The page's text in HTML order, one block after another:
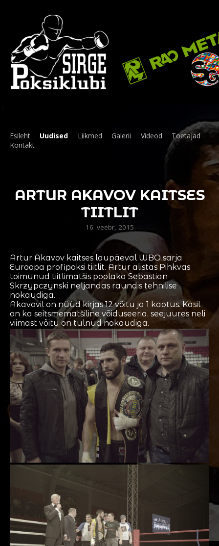
Esileht Uudised Liikmed Galerii Videod
Toetajad
Kontakt
ARTUR AKAVOV KAITSES
TIITLIT
16. veebr, 2015
Artur Akavov kaitses laupäeval WBO sarja
Euroopa profipoksi tiitlit. Artur alistas Pihkvas
toimunud tiitlimatšis poolaka Sebastian
Skrzypczynski neljandas raundis tehnilise
nokaudiga.
Akavovil on nüüd kirjas 12 võitu ja 1 kaotus. Käsil
on ka seitsmematšiline võiduseeria, seejuures neli
viimast võitu on tulnud nokaudiga.